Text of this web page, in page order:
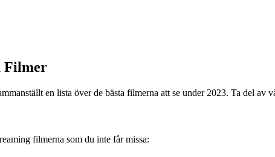
Filmer
en lista över de bästa filmerna att se under 2023. Ta del
filmerna som du inte får missa: